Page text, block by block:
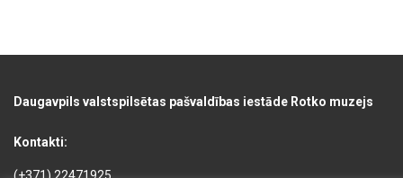
Daugavpils valstspilsētas pašvaldības iestāde Rotko muzejs
Kontakti: